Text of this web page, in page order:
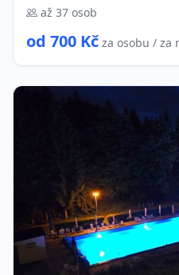
až 37 osob
od 700 Kč za osobu / za